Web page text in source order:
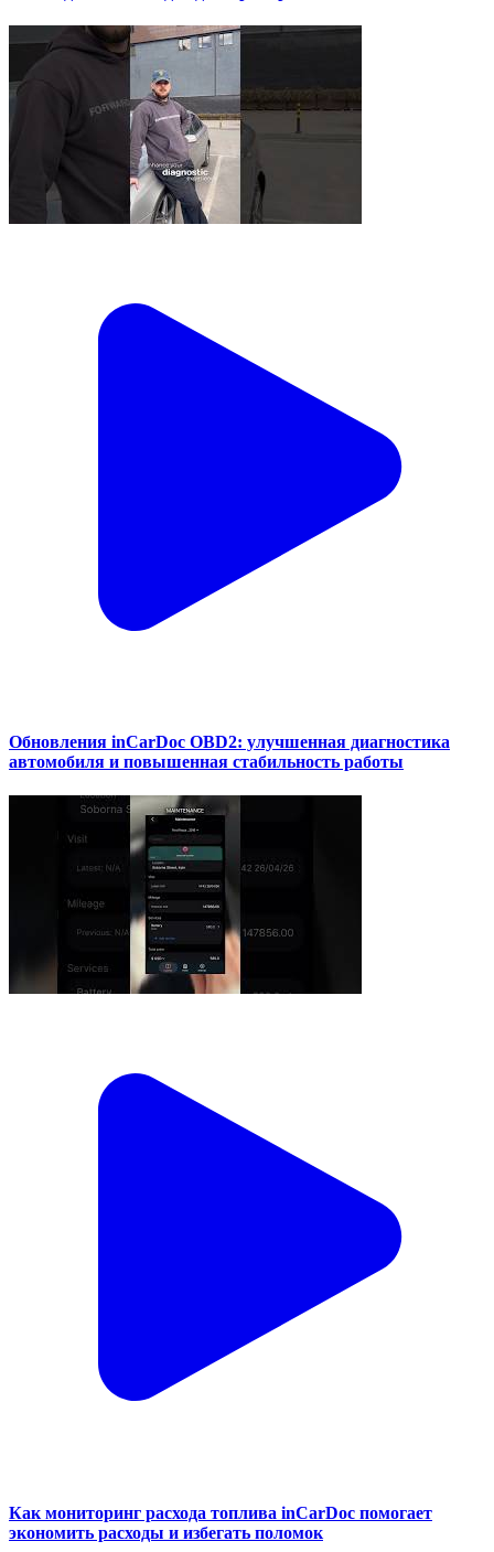
Обновления inCarDoc OBD2: улучшенная диагностика
автомобиля и повышенная стабильность работы
Как мониторинг расхода топлива inCarDoc помогает
экономить расходы и избегать поломок